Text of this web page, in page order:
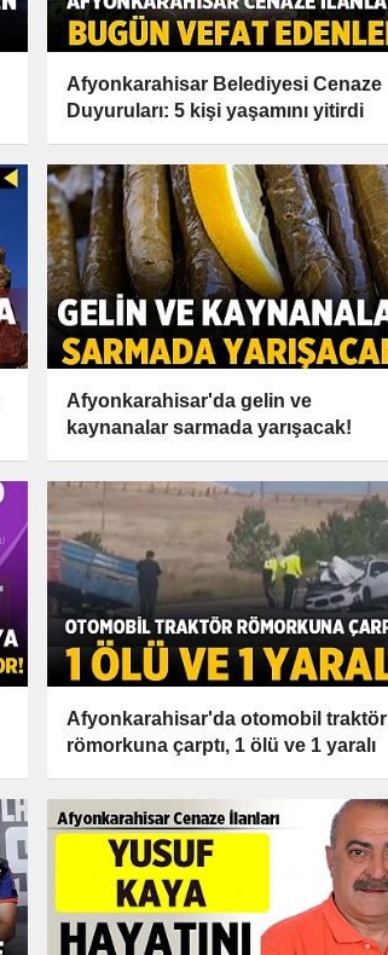
Afyonkarahisar Belediyesi Cenaze
Duyuruları: 5 kişi yaşamını yitirdi
Afyonkarahisar'da gelin ve
kaynanalar sarmada yarışacak!
Afyonkarahisar'da otomobil traktör
römorkuna çarptı, 1 ölü ve 1 yaralı